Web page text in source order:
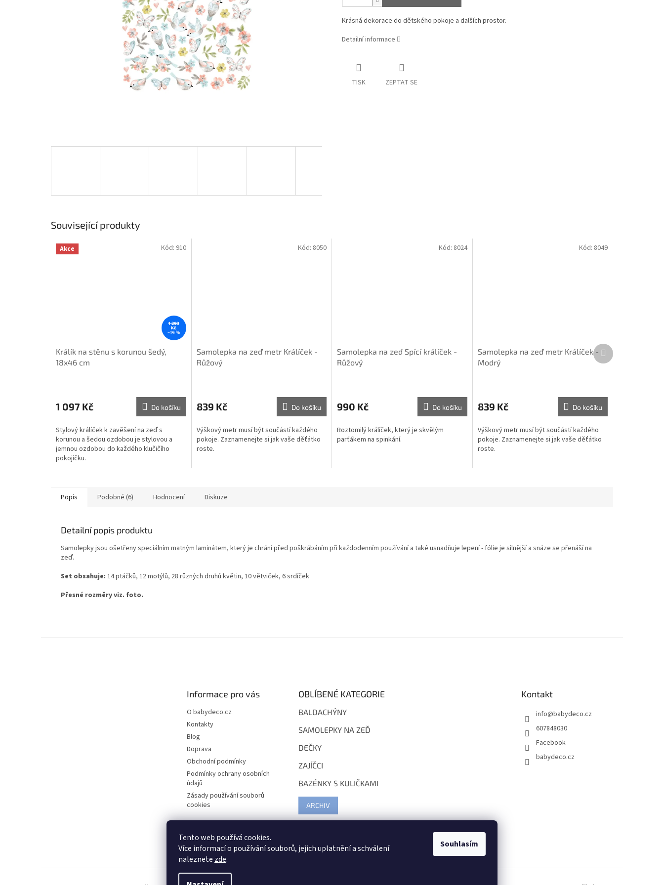
Tento web používá cookies.
Více informací o používání souborů, jejich uplatnění a schválení
naleznete zde.
Souhlasím
Krásná dekorace do dětského pokoje a dalších prostor.
Detailní informace
TISK ZEPTAT SE
Související produkty
Akce
1 290
Kč
–14 %
Králík na stěnu s korunou šedý,
18x46 cm
1 097 Kč Do košíku
Stylový králíček k zavěšení na zeď s
korunou a šedou ozdobou je stylovou a
jemnou ozdobou do každého klučičího
pokojíčku.
Kód: 910
Samolepka na zeď metr Králíček -
Růžový
839 Kč Do košíku
Výškový metr musí být součástí každého
pokoje. Zaznamenejte si jak vaše děťátko
roste.
Kód: 8050
Samolepka na zeď Spící králíček -
Růžový
990 Kč Do košíku
Roztomilý králíček, který je skvělým
parťákem na spinkání.
Kód: 8024
Samolepka na zeď metr Králíček -
Modrý
839 Kč Do košíku
Výškový metr musí být součástí každého
pokoje. Zaznamenejte si jak vaše děťátko
roste.
Kód: 8049
Další
produkt
Popis Podobné (6) Hodnocení Diskuze
Detailní popis produktu
Samolepky jsou ošetřeny speciálním matným laminátem, který je chrání před poškrábáním při každodenním používání a také usnadňuje lepení - fólie je silnější a snáze se přenáší na
zeď.
Set obsahuje: 14 ptáčků, 12 motýlů, 28 různých druhů květin, 10 větviček, 6 srdíček
Přesné rozměry viz. foto.
Informace pro vás
O babydeco.cz
Kontakty
Blog
Doprava
Obchodní podmínky
Podmínky ochrany osobních
údajů
Zásady používání souborů
cookies
OBLÍBENÉ KATEGORIE
BALDACHÝNY
SAMOLEPKY NA ZEĎ
DEČKY
ZAJÍČCI
BAZÉNKY S KULIČKAMI
ARCHIV
Kontakt
info@babydeco.cz
607848030
Facebook
babydeco.cz